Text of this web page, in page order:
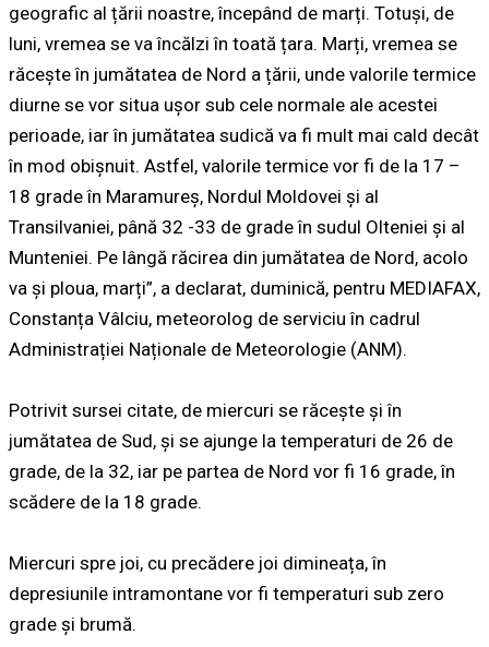
geografic al țării noastre, începând de marți. Totuși, de
luni, vremea se va încălzi în toată țara. Marți, vremea se
răcește în jumătatea de Nord a țării, unde valorile termice
diurne se vor situa ușor sub cele normale ale acestei
perioade, iar în jumătatea sudică va fi mult mai cald decât
în mod obișnuit. Astfel, valorile termice vor fi de la 17 –
18 grade în Maramureș, Nordul Moldovei și al
Transilvaniei, până 32 -33 de grade în sudul Olteniei și al
Munteniei. Pe lângă răcirea din jumătatea de Nord, acolo
va și ploua, marți”, a declarat, duminică, pentru MEDIAFAX,
Constanța Vâlciu, meteorolog de serviciu în cadrul
Administrației Naționale de Meteorologie (ANM).
Potrivit sursei citate, de miercuri se răcește și în
jumătatea de Sud, și se ajunge la temperaturi de 26 de
grade, de la 32, iar pe partea de Nord vor fi 16 grade, în
scădere de la 18 grade.
Miercuri spre joi, cu precădere joi dimineața, în
depresiunile intramontane vor fi temperaturi sub zero
grade și brumă.